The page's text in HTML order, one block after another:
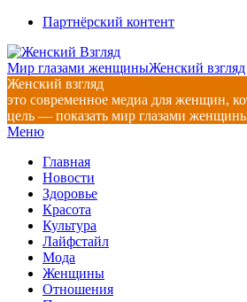
Перейти
содержимому
Партнёрский контент
Мир глазами женщиныЖенский взгляд
Женский взгляд
это современное медиа для женщин,
цель — показать мир глазами
Главное
меню
Меню
Главная
Новости
Здоровье
Красота
Культура
Лайфстайл
Мода
Женщины
Отношения